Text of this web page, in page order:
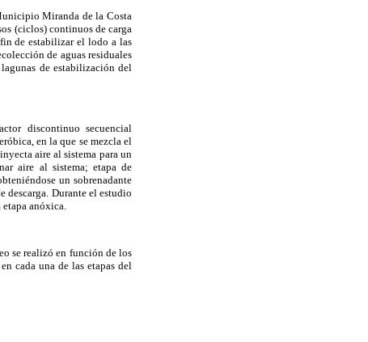
Miranda de la Costa
(ciclos) continuos de carga
de estabilizar el lodo a las
de aguas residuales
de estabilización del
discontinuo secuencial
en la que se mezcla el
aire al sistema para un
aire al sistema; etapa de
un sobrenadante
descarga. Durante el estudio
anóxica.
se realizó en función de los
cada una de las etapas del